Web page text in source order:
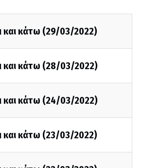
και κάτω (29/03/2022)
και κάτω (28/03/2022)
και κάτω (24/03/2022)
και κάτω (23/03/2022)